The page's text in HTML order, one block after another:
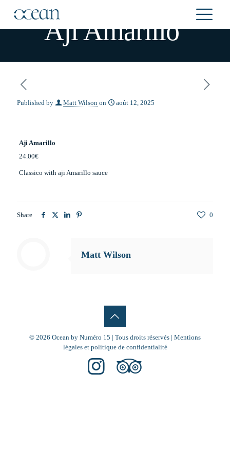
Aji Amarillo
Published by Matt Wilson on août 12, 2025
Aji Amarillo
24.00€
Classico with aji Amarillo sauce
Share 0
Matt Wilson
© 2026 Ocean by Numéro 15 | Tous droits réservés | Mentions
légales et politique de confidentialité